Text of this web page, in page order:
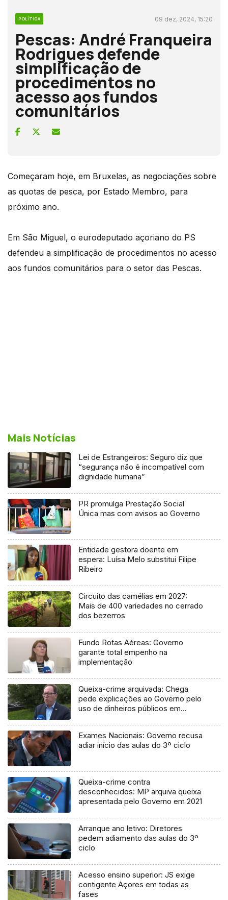
POLÍTICA 09 dez, 2024, 15:20
Pescas: André Franqueira
Rodrigues defende
simplificação de
procedimentos no
acesso aos fundos
comunitários
Começaram hoje, em Bruxelas, as negociações sobre
as quotas de pesca, por Estado Membro, para
próximo ano.
Em São Miguel, o eurodeputado açoriano do PS
defendeu a simplificação de procedimentos no acesso
aos fundos comunitários para o setor das Pescas.
Mais Notícias
Lei de Estrangeiros: Seguro diz que
“segurança não é incompatível com
dignidade humana”
PR promulga Prestação Social
Única mas com avisos ao Governo
Entidade gestora doente em
espera: Luísa Melo substitui Filipe
Ribeiro
Circuito das camélias em 2027:
Mais de 400 variedades no cerrado
dos bezerros
Fundo Rotas Aéreas: Governo
garante total empenho na
implementação
Queixa-crime arquivada: Chega
pede explicações ao Governo pelo
uso de dinheiros públicos em
Exames Nacionais: Governo recusa
adiar início das aulas do 3º ciclo
Queixa-crime contra
desconhecidos: MP arquiva queixa
apresentada pelo Governo em 2021
Arranque ano letivo: Diretores
pedem adiamento das aulas do 3º
ciclo
Acesso ensino superior: JS exige
contigente Açores em todas as
fases